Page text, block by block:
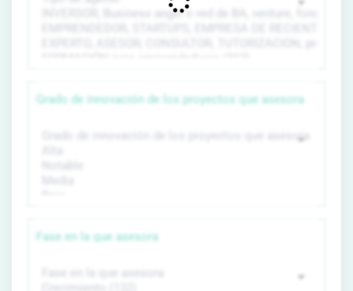
Grado de innovación de los proyectos que asesora
Fase en la que asesora